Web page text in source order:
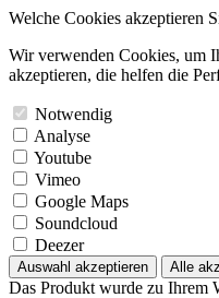
Welche Cookies akzeptieren
Wir verwenden Cookies, um
akzeptieren, die helfen die
Notwendig
Analyse
Youtube
Vimeo
Google Maps
Soundcloud
Deezer
Auswahl akzeptieren Alle
Das Produkt wurde zu Ihrem